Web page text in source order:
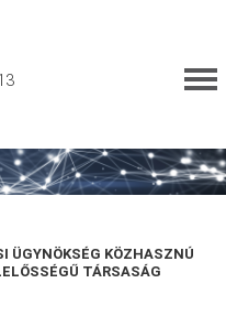
ÜGYNÖKSÉG KÖZHASZNÚ
TÁRSASÁG